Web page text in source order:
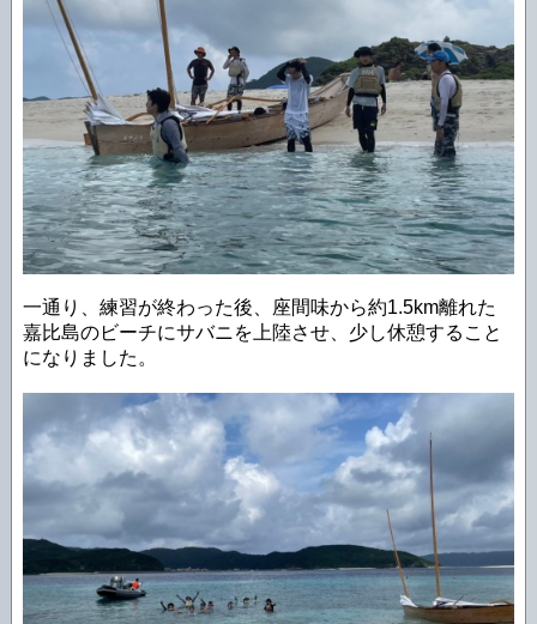
一通り、練習が終わった後、座間味から約1.5km離れた
嘉比島のビーチにサバニを上陸させ、少し休憩すること
になりました。